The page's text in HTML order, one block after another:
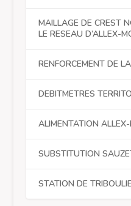
MAILLAGE DE CREST
LE RESEAU D’ALLEX-
RENFORCEMENT DE
DEBITMETRES
ALIMENTATION
SUBSTITUTION
STATION DE